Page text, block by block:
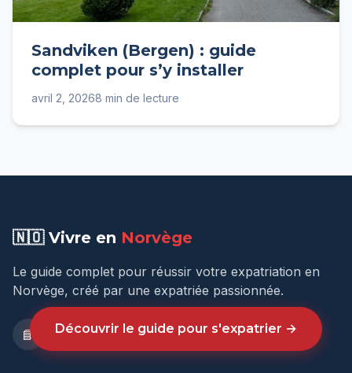
Sandviken (Bergen) : guide
complet pour s’y installer
avril 2, 20268 min de lecture
Découvrir le guide pour s'expatrier →
🇳🇴 Vivre en Norvège
Le guide complet pour réussir votre expatriation en
Norvège, créé par une expatriée passionnée.
📘 📷 🎬 💼